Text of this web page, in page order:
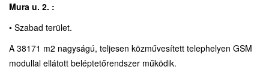
Mura u. 2. :
• Szabad terület.
A 38171 m2 nagyságú, teljesen közművesített telephelyen GSM
modullal ellátott beléptetőrendszer működik.